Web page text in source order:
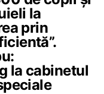
la
prin
la cabinetul